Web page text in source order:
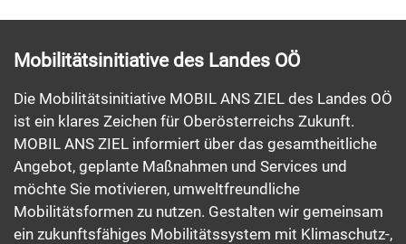
Mobilitätsinitiative des Landes OÖ
Die Mobilitätsinitiative MOBIL ANS ZIEL des Landes OÖ
ist ein klares Zeichen für Oberösterreichs Zukunft.
MOBIL ANS ZIEL informiert über das gesamtheitliche
Angebot, geplante Maßnahmen und Services und
möchte Sie motivieren, umweltfreundliche
Mobilitätsformen zu nutzen. Gestalten wir gemeinsam
ein zukunftsfähiges Mobilitätssystem mit Klimaschutz-,